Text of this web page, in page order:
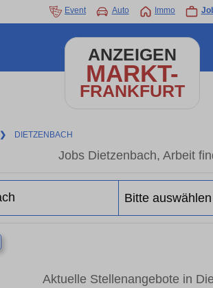
Event Auto Immo
ANZEIGEN
MARKT-
FRANKFURT
❯ DIETZENBACH
Jobs Dietzenbach, Arbeit
Aktuelle Stellenangebote in